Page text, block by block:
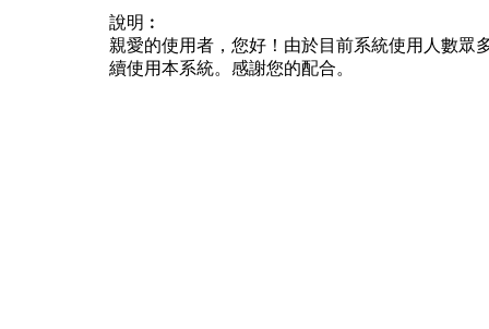
說明︰
親愛的使用者，您好！由於目前系統使用人數眾
續使用本系統。感謝您的配合。